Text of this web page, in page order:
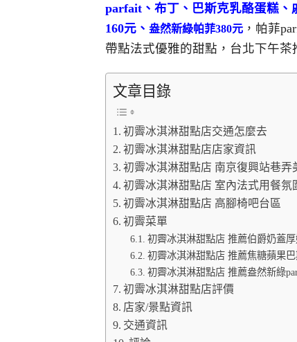
parfait、布丁、巴斯克乳酪蛋糕、
160元、 盎然新綠帕菲380元 ，帕菲
帶點法式優雅的甜點，台北下午
文章目錄
初霽冰淇淋甜點店交通怎麼去
初霽冰淇淋甜點店店家資訊
初霽冰淇淋甜點店 南京復興站巷弄
初霽冰淇淋甜點店 室內法式用餐氛
初霽冰淇淋甜點店 高腳椅吧台區
初霽菜單
初霽冰淇淋甜點店 推薦伯爵奶蓋厚
初霽冰淇淋甜點店 推薦焦糖蘋果
初霽冰淇淋甜點店 推薦盎然新綠
初霽冰淇淋甜點店評價
店家/景點資訊
交通資訊